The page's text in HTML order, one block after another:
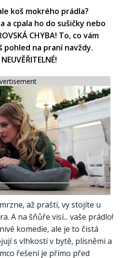
koš mokrého prádla?
a cpala ho do sušičky nebo
CHYBA! To, co vám
pohled na praní navždy.
až praští, vy stojíte u
A na šňůře visí... vaše prádlo!
komedie, ale je to čistá
s vlhkostí v bytě, plísněmi a
řešení je přímo před